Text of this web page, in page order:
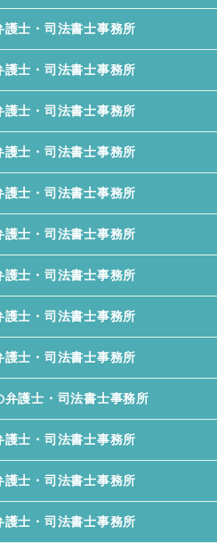
護士・司法書士事務所
護士・司法書士事務所
護士・司法書士事務所
護士・司法書士事務所
護士・司法書士事務所
護士・司法書士事務所
護士・司法書士事務所
護士・司法書士事務所
護士・司法書士事務所
弁護士・司法書士事務所
護士・司法書士事務所
護士・司法書士事務所
護士・司法書士事務所